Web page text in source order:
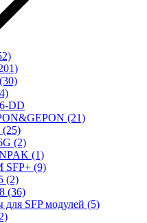
(30)
DD
(21)
(25)
(2)
(1)
SFP+ (9)
(2)
(36)
SFP модулей (5)